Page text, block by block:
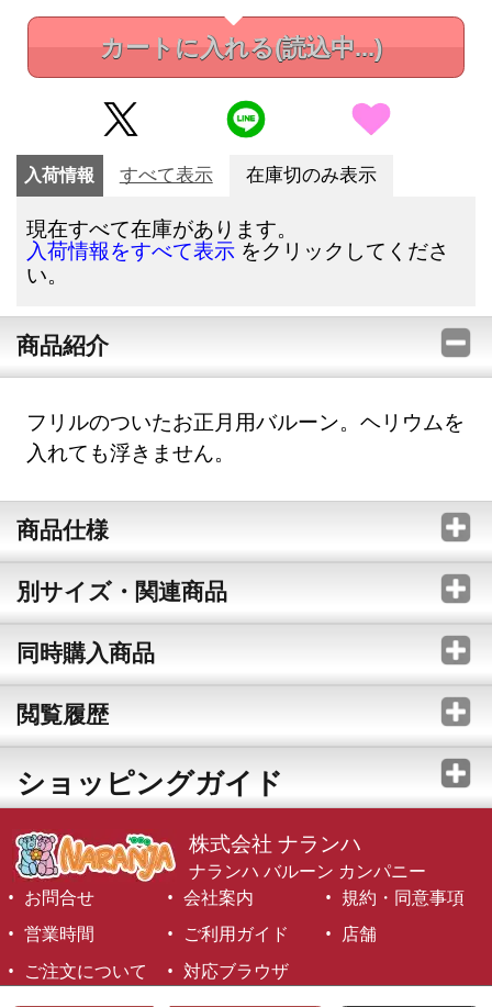
カートに入れる(読込中...)
入荷情報 すべて表示 在庫切のみ表示
現在すべて在庫があります。
入荷情報をすべて表示 をクリックしてくださ
い。
商品紹介
フリルのついたお正月用バルーン。ヘリウムを
入れても浮きません。
商品仕様
別サイズ・関連商品
同時購入商品
閲覧履歴
ショッピングガイド
株式会社 ナランハ
ナランハ バルーン カンパニー
お問合せ
会社案内
規約・同意事項
営業時間
ご利用ガイド
店舗
ご注文について
対応ブラウザ